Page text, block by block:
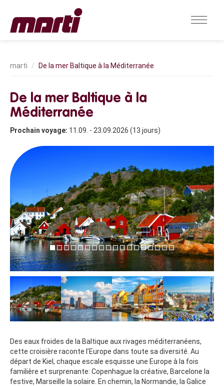
De la mer Baltique à la Méditerranée
De la mer Baltique à la
Méditerranée
Prochain voyage: 11.09. - 23.09.2026 (13 jours)
Des eaux froides de la Baltique aux rivages méditerranéens,
cette croisière raconte l’Europe dans toute sa diversité. Au
départ de Kiel, chaque escale esquisse une Europe à la fois
familière et surprenante: Copenhague la créative, Barcelone la
festive, Marseille la solaire. En chemin, la Normandie, la Galice